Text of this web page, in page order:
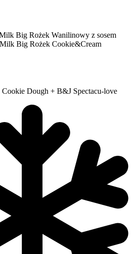
Big Rożek Wanilinowy z sosem
Big Rożek Cookie&Cream
Dough + B&J Spectacu-love